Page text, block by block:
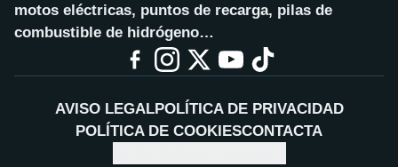
motos eléctricas, puntos de recarga, pilas de
combustible de hidrógeno…
AVISO LEGALPOLÍTICA DE PRIVACIDAD
POLÍTICA DE COOKIESCONTACTA